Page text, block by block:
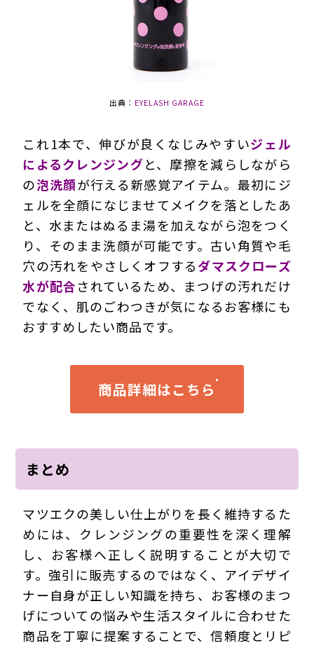
出典： EYELASH GARAGE
これ1本で、伸びが良くなじみやすいジェル
によるクレンジングと、摩擦を減らしながら
の泡洗顔が行える新感覚アイテム。最初にジ
ェルを全顔になじませてメイクを落としたあ
と、水またはぬるま湯を加えながら泡をつく
り、そのまま洗顔が可能です。古い角質や毛
穴の汚れをやさしくオフするダマスクローズ
水が配合されているため、まつげの汚れだけ
でなく、肌のごわつきが気になるお客様にも
おすすめしたい商品です。
商品詳細はこちら
まとめ
マツエクの美しい仕上がりを長く維持するた
めには、クレンジングの重要性を深く理解
し、お客様へ正しく説明することが大切で
す。強引に販売するのではなく、アイデザイ
ナー自身が正しい知識を持ち、お客様のまつ
げについての悩みや生活スタイルに合わせた
商品を丁寧に提案することで、信頼度とリピ